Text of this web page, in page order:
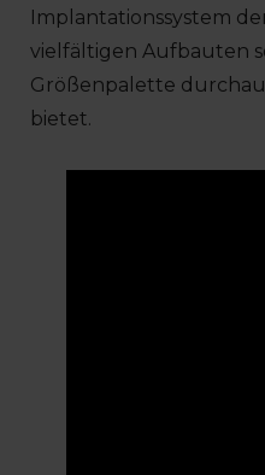
Implantationssystem
vielfältigen Aufbauten
Größenpalette
bietet.